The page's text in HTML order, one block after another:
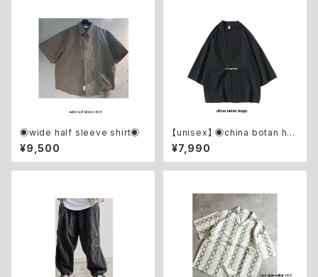
◉wide half sleeve shirt◉
¥9,500
【unisex】 ◉china botan ha
ppi◉
¥7,990